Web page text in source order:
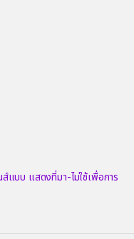
บบ แสดงที่มา-ไม่ใช้เพื่อการ